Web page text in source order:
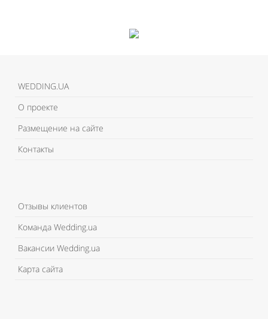
WEDDING.UA
О проекте
Размещение на сайте
Контакты
Отзывы клиентов
Команда Wedding.ua
Вакансии Wedding.ua
Карта сайта